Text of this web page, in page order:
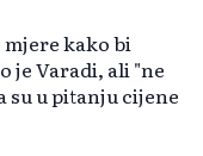
kako bi
je Varadi, ali "ne
su u pitanju cijene